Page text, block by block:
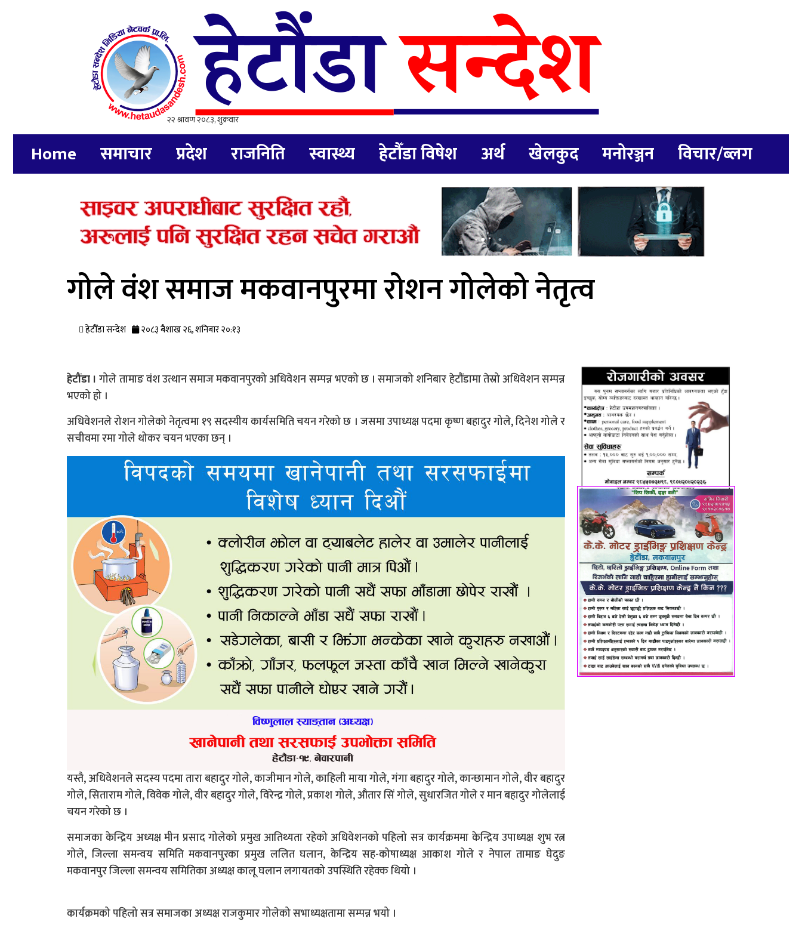
Home समाचार प्रदेश राजनिति स्वास्थ्य हेटौँडा विषेश अर्थ खेलकुद मनोरञ्जन विचार/ब्लग
गोले वंश समाज मकवानपुरमा रोशन गोलेको नेतृत्व
हेटौँडा सन्देश २०८३ बैशाख २६, शनिबार २०:१३
हेटौंडा । गोले तामाङ वंश उत्थान समाज मकवानपुरको अधिवेशन सम्पन्न भएको छ । समाजको शनिबार हेटौंडामा तेस्रो अधिवेशन सम्पन्न
भएको हो ।
अधिवेशनले रोशन गोलेको नेतृत्वमा १९ सदस्यीय कार्यसमिति चयन गरेको छ । जसमा उपाध्यक्ष पदमा कृष्ण बहादुर गोले, दिनेश गोले र
सचीवमा रमा गोले थोकर चयन भएका छन् ।
यस्तै, अधिवेशनले सदस्य पदमा तारा बहादुर गोले, काजीमान गोले, काहिली माया गोले, गंगा बहादुर गोले, कान्छामान गोले, वीर बहादुर
गोले, सिताराम गोले, विवेक गोले, वीर बहादुर गोले, विरेन्द्र गोले, प्रकाश गोले, औतार सिं गोले, सुधारजित गोले र मान बहादुर गोलेलाई
चयन गरेको छ ।
समाजका केन्द्रिय अध्यक्ष मीन प्रसाद गोलेको प्रमुख आतिथ्यता रहेको अधिवेशनको पहिलो सत्र कार्यक्रममा केन्द्रिय उपाध्यक्ष शुभ रत्न
गोले, जिल्ला समन्वय समिति मकवानपुरका प्रमुख ललित घलान, केन्द्रिय सह-कोषाध्यक्ष आकाश गोले र नेपाल तामाङ घेदुङ
मकवानपुर जिल्ला समन्वय समितिका अध्यक्ष कालू घलान लगायतको उपस्थिति रहेक्क थियो ।
कार्यक्रमको पहिलो सत्र समाजका अध्यक्ष राजकुमार गोलेको सभाध्यक्षतामा सम्पन्न भयो ।